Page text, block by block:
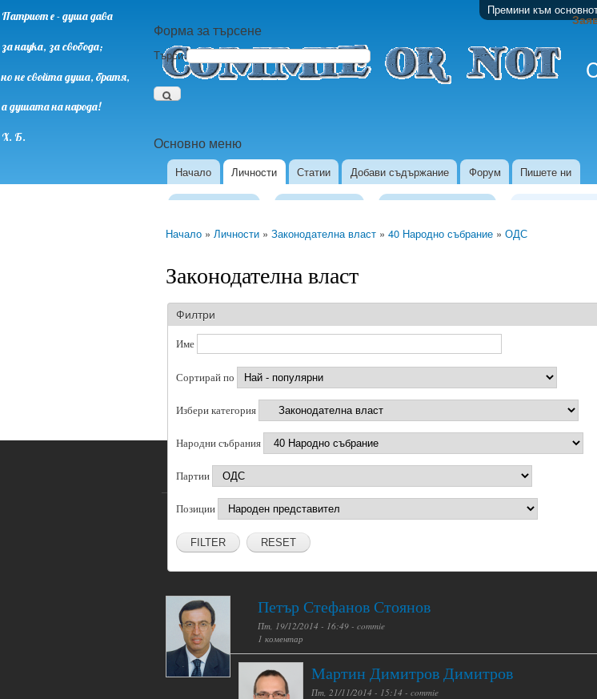
Премини към
Основно меню
Начало Личности Статии Добави съдържание Форум Пишете ни
Форма за търсене
Търси
Патриот е - душа дава
за наука, за свобода;
но не свойта душа, братя,
а душата на народа!
Х. Б.
Европарламент Президентство Изпълнителна Власт
Начало » Личности » Законодателна власт » 40 Народно събрание » ОДС
Законодателна власт
Филтри
Име
Сортирай по
Избери категория
Народни събрания
Партии
Позиции
RESET
Петър Стефанов Стоянов
Пт, 19/12/2014 - 16:49 - commie
1 коментар
Мартин Димитров Димитров
Пт, 21/11/2014 - 15:14 - commie